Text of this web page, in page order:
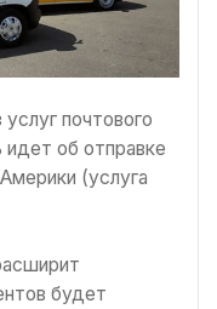
почтового
об отправке
(услуга
будет